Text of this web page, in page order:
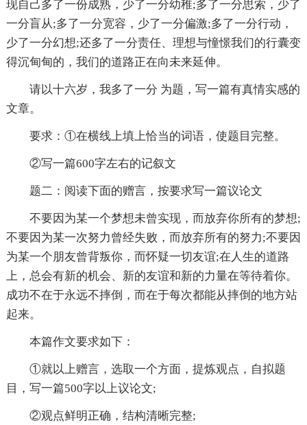
现自己多了一份成熟，少了一分幼稚;多了一分思索，少了
一分盲从;多了一分宽容，少了一分偏激;多了一分行动，
少了一分幻想;还多了一分责任、理想与憧憬我们的行囊变
得沉甸甸的，我们的道路正在向未来延伸。
请以十六岁，我多了一分 为题，写一篇有真情实感的
文章。
要求：①在横线上填上恰当的词语，使题目完整。
②写一篇600字左右的记叙文
题二：阅读下面的赠言，按要求写一篇议论文
不要因为某一个梦想未曾实现，而放弃你所有的梦想;
不要因为某一次努力曾经失败，而放弃所有的努力;不要因
为某一个朋友曾背叛你，而怀疑一切友谊;在人生的道路
上，总会有新的机会、新的友谊和新的力量在等待着你。
成功不在于永远不摔倒，而在于每次都能从摔倒的地方站
起来。
本篇作文要求如下：
①就以上赠言，选取一个方面，提炼观点，自拟题
目，写一篇500字以上议论文;
②观点鲜明正确，结构清晰完整;